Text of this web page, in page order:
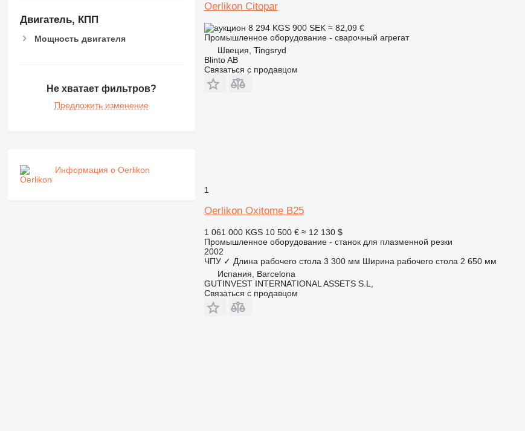
Двигатель, КПП
Мощность двигателя
Не хватает фильтров?
Предложить изменение
Информация о Oerlikon
Oerlikon Citopar
8 294 KGS 900 SEK ≈ 82,09 €
Промышленное оборудование - сварочный агрегат
Швеция, Tingsryd
Blinto AB
Связаться с продавцом
1
Oerlikon Oxitome B25
1 061 000 KGS 10 500 € ≈ 12 130 $
Промышленное оборудование - станок для плазменной резки
2002
ЧПУ ✓ Длина рабочего стола 3 300 мм Ширина рабочего стола 2 650 мм
Испания, Barcelona
GUTINVEST INTERNATIONAL ASSETS S.L,
Связаться с продавцом